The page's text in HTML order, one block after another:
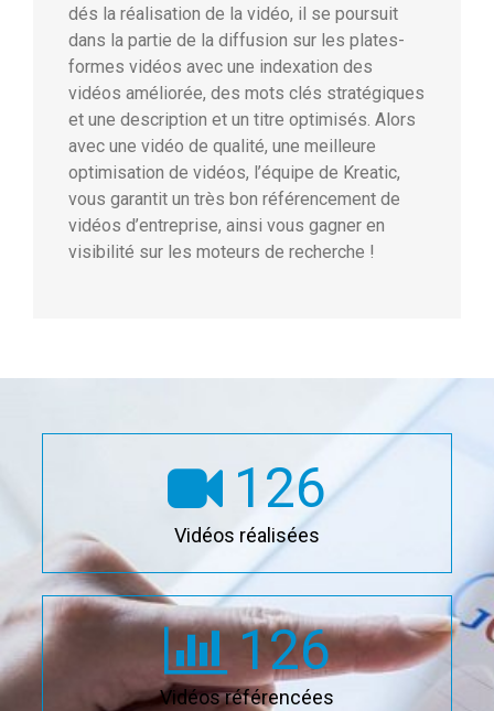
dés la réalisation de la vidéo, il se poursuit
dans la partie de la diffusion sur les plates-
formes vidéos avec une indexation des
vidéos améliorée, des mots clés stratégiques
et une description et un titre optimisés. Alors
avec une vidéo de qualité, une meilleure
optimisation de vidéos, l’équipe de Kreatic,
vous garantit un très bon référencement de
vidéos d’entreprise, ainsi vous gagner en
visibilité sur les moteurs de recherche !
126
Vidéos réalisées
126
Vidéos référencées